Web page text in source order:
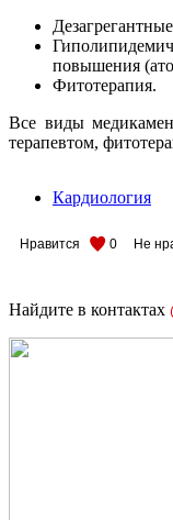
повышения
Фитотерапия.
Все виды
терапевтом,
Кардиология
Нравится 0 Не
Найдите в контактах